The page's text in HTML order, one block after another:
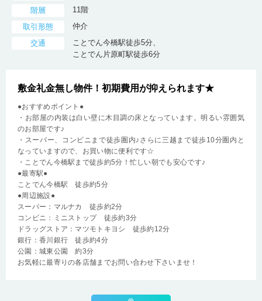
階層
11階
取引形態
仲介
交通
ことでん今橋駅徒歩5分、
ことでん片原町駅徒歩6分
敷金礼金無し物件！初期費用が抑えられます★
●おすすめポイント●
・お部屋の内装は白い壁に木目調の床となっています。明るい雰囲気
のお部屋です♪
・スーパー、コンビニまで徒歩圏内♪さらに三越まで徒歩10分圏内と
なっていますので、お買い物に便利です☆
・ことでん今橋駅まで徒歩約5分！忙しい朝でも安心です♪
●最寄駅●
ことでん今橋駅 徒歩約5分
●周辺施設●
スーパー：マルナカ 徒歩約2分
コンビニ：ミニストップ 徒歩約3分
ドラッグストア：マツモトキヨシ 徒歩約12分
銀行：香川銀行 徒歩約4分
公園：城東公園 約3分
お気軽に最寄りの各店舗までお問い合わせ下さいませ！